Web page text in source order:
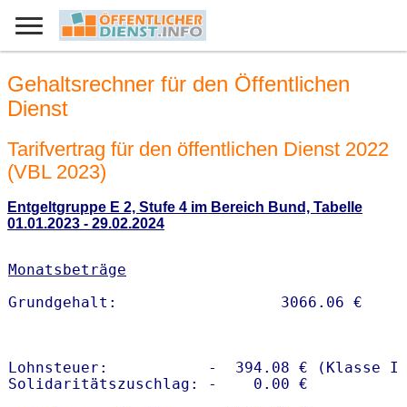
Gehaltsrechner für den Öffentlichen
Dienst
Tarifvertrag für den öffentlichen Dienst 2022
(VBL 2023)
Entgeltgruppe E 2, Stufe 4 im Bereich Bund, Tabelle
01.01.2023 - 29.02.2024
Monatsbeträge
Lohnsteuer:           -  394.08 € (Klasse I)
Solidaritätszuschlag: -    0.00 €